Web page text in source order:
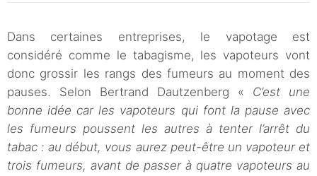
Dans certaines entreprises, le vapotage est
considéré comme le tabagisme, les vapoteurs vont
donc grossir les rangs des fumeurs au moment des
pauses. Selon Bertrand Dautzenberg « C’est une
bonne idée car les vapoteurs qui font la pause avec
les fumeurs poussent les autres à tenter l’arrêt du
tabac : au début, vous aurez peut-être un vapoteur et
trois fumeurs, avant de passer à quatre vapoteurs au